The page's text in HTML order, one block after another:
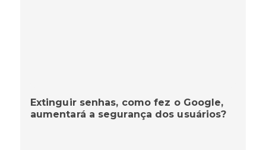
Extinguir senhas, como fez o Google,
aumentará a segurança dos usuários?